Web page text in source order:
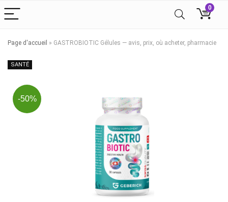
0
Page d'accueil » GASTROBIOTIC Gélules — avis, prix, où acheter, pharmacie
SANTÉ
-50%